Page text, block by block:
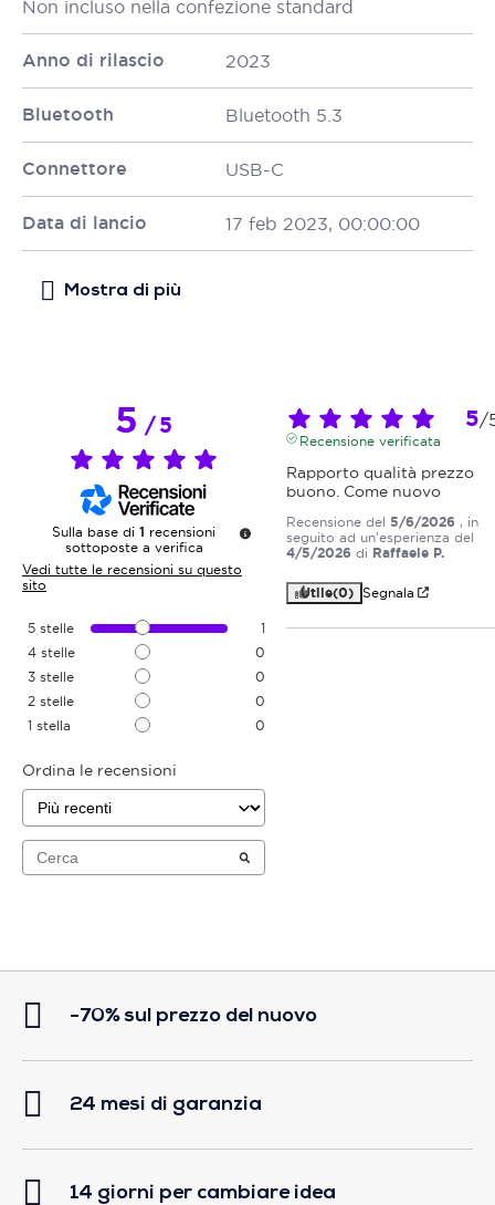
Non incluso nella confezione standard
Anno di rilascio 2023
Bluetooth Bluetooth 5.3
Connettore USB-C
Data di lancio 17 feb 2023, 00:00:00
5/5
Sulla base di 1 recensioni
sottoposte a verifica
Vedi tutte le recensioni su questo
sito
5 stelle
1
4 stelle
0
3 stelle
0
2 stelle
0
1 stella 0
Ordina le recensioni
5/
Recensione verificata
Rapporto qualità prezzo
buono. Come nuovo
Recensione del 5/6/2026 , in
seguito ad un'esperienza del
4/5/2026 di Raffaele P.
Utile(0) Segnala
-70% sul prezzo del nuovo
24 mesi di garanzia
14 giorni per cambiare idea